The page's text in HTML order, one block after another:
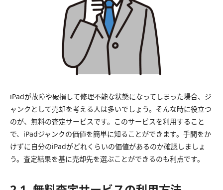
iPadが故障や破損して修理不能な状態になってしまった場合、ジ
ャンクとして売却を考える人は多いでしょう。そんな時に役立つ
のが、無料の査定サービスです。このサービスを利用すること
で、iPadジャンクの価値を簡単に知ることができます。手間をか
けずに自分のiPadがどれくらいの価値があるのか確認しましょ
う。査定結果を基に売却先を選ぶことができるのも利点です。